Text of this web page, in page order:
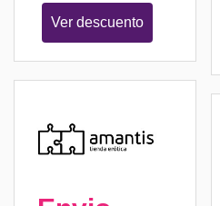
Ver descuento